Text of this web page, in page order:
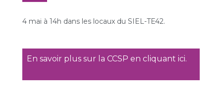
4 mai à 14h dans les locaux du SIEL-TE42.
En savoir plus sur la CCSP en cliquant ici.